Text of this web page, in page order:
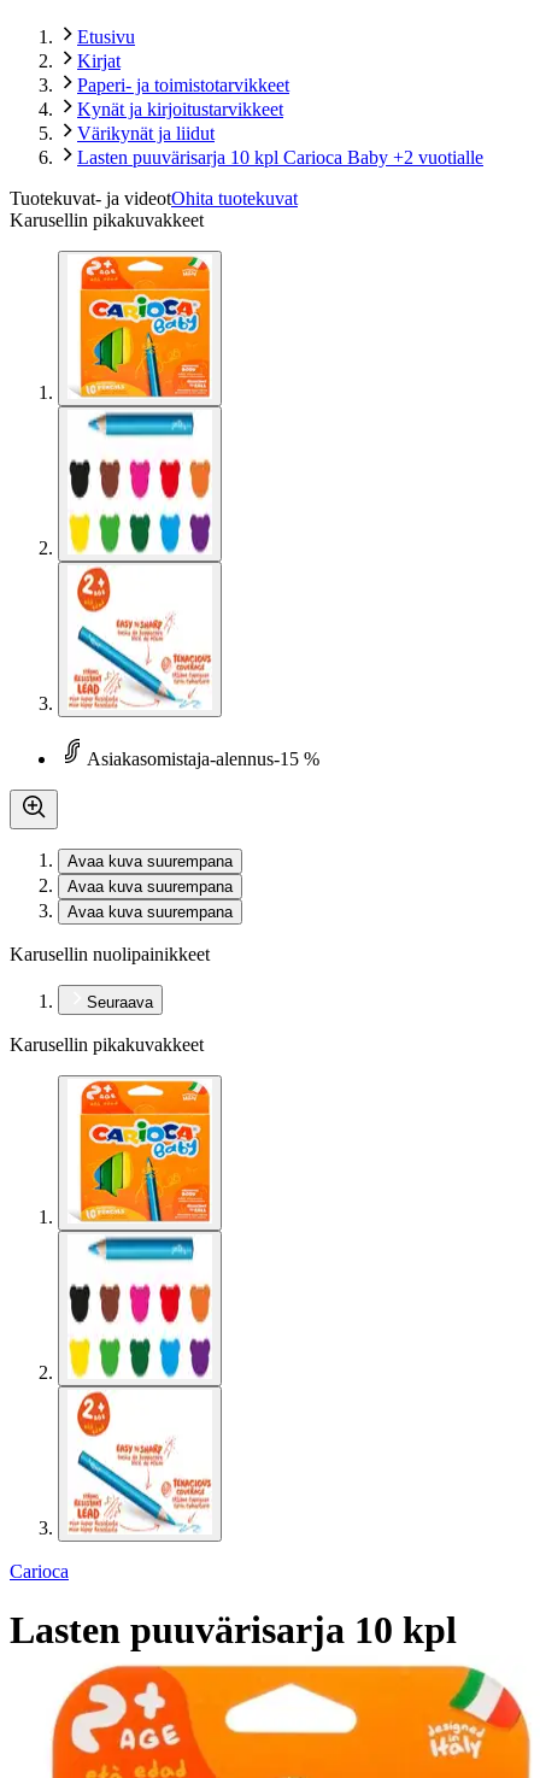
Etusivu
Kirjat
Paperi- ja toimistotarvikkeet
Kynät ja kirjoitustarvikkeet
Värikynät ja liidut
Lasten puuvärisarja 10 kpl Carioca Baby +2 vuotialle
Tuotekuvat- ja videotOhita tuotekuvat
Karusellin pikakuvakkeet
Asiakasomistaja-alennus-15 %
Avaa kuva suurempana
Avaa kuva suurempana
Avaa kuva suurempana
Karusellin nuolipainikkeet
Seuraava
Karusellin pikakuvakkeet
Carioca
Lasten puuvärisarja 10 kpl
Carioca Baby +2 vuotialle
5,91 €